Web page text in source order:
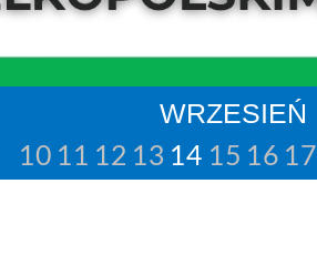
WRZESIEŃ
10 11 12 13 14 15 16 17